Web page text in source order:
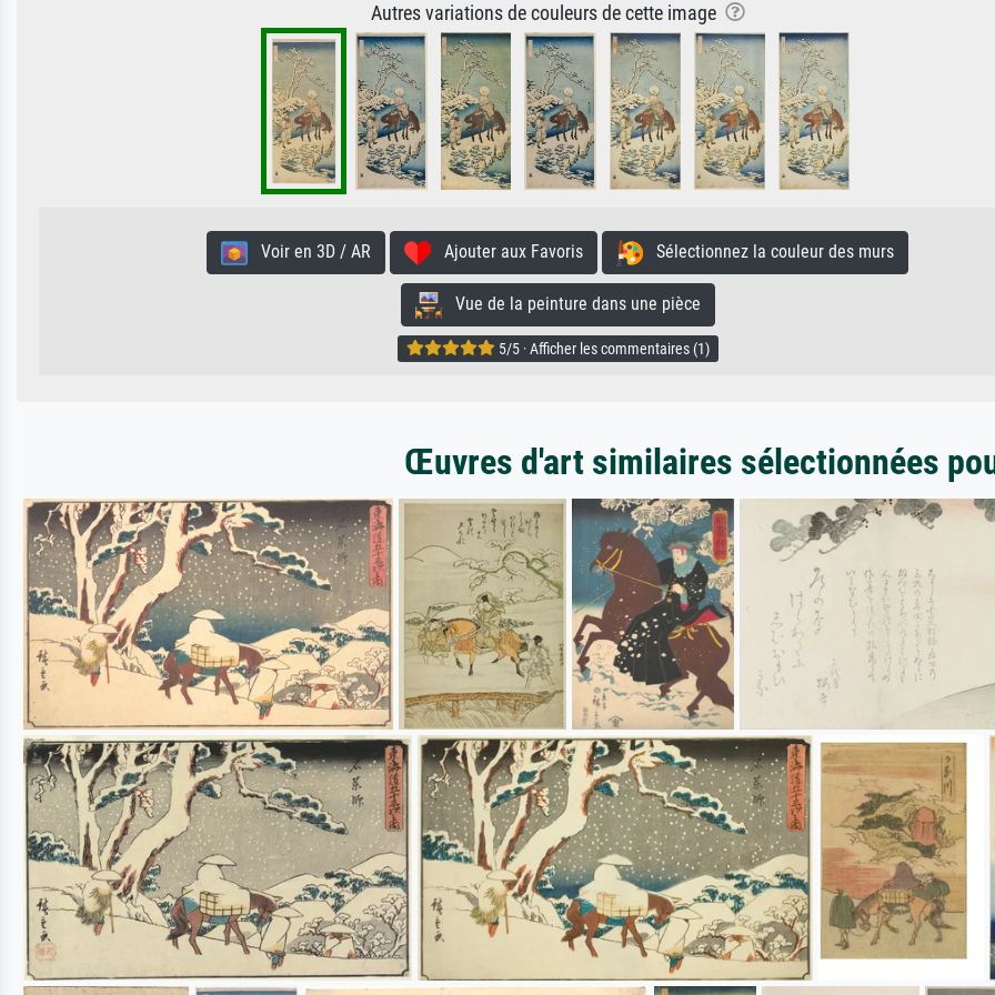
Autres variations de couleurs de cette image
Voir en 3D / AR Ajouter aux Favoris Sélectionnez la couleur des murs
Vue de la peinture dans une pièce
5/5 · Afficher les commentaires (1)
Œuvres d'art similaires sélectionnées